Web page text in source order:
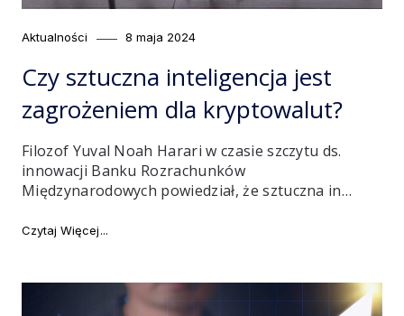
Category
Aktualności
Posted
8 maja 2024
Czy sztuczna inteligencja jest
zagrożeniem dla kryptowalut?
Filozof Yuval Noah Harari w czasie szczytu ds.
innowacji Banku Rozrachunków
Międzynarodowych powiedział, że sztuczna in…
Czytaj Więcej